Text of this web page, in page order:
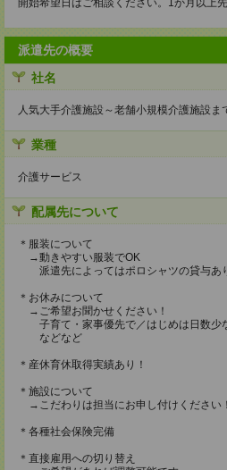
開始希望日はご相談ください。1か月以上
派遣先の概要
社名
人気大手介護施設～老舗小規模介護施設ま
業種
介護サービス
配属先について
＊服装について
→動きやすい服装でOK
派遣先によってはポロシャツの貸与あ
＊お休みについて
→ご希望お聞かせください！
子育て・家事優先で／はじめは日数少
などなど
＊産休育休取得実績あり！
＊施設について
→こだわりは担当にお申し付けください！
＊各種社会保険完備
＊直接雇用への切り替え